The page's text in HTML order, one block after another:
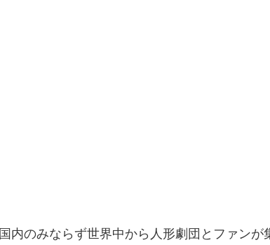
国内のみならず世界中から人形劇団とファン